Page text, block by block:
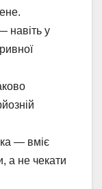
навіть у
— вміє
а не чекати